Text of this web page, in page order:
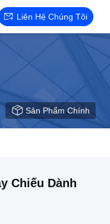
Liên Hệ Chúng Tôi
Sản Phẩm Chính
Chiếu Dành